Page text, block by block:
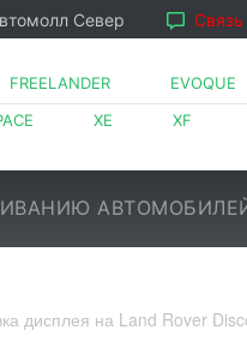
Север
EVOQUE
FREELANDER
XF
XE
АВТОМОБИЛЕЙ
дисплея на Land Rover